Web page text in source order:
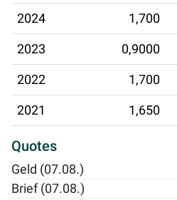
2024 1,700
2023 0,9000
2022 1,700
2021 1,650
Quotes
Geld (07.08.)
Brief (07.08.)